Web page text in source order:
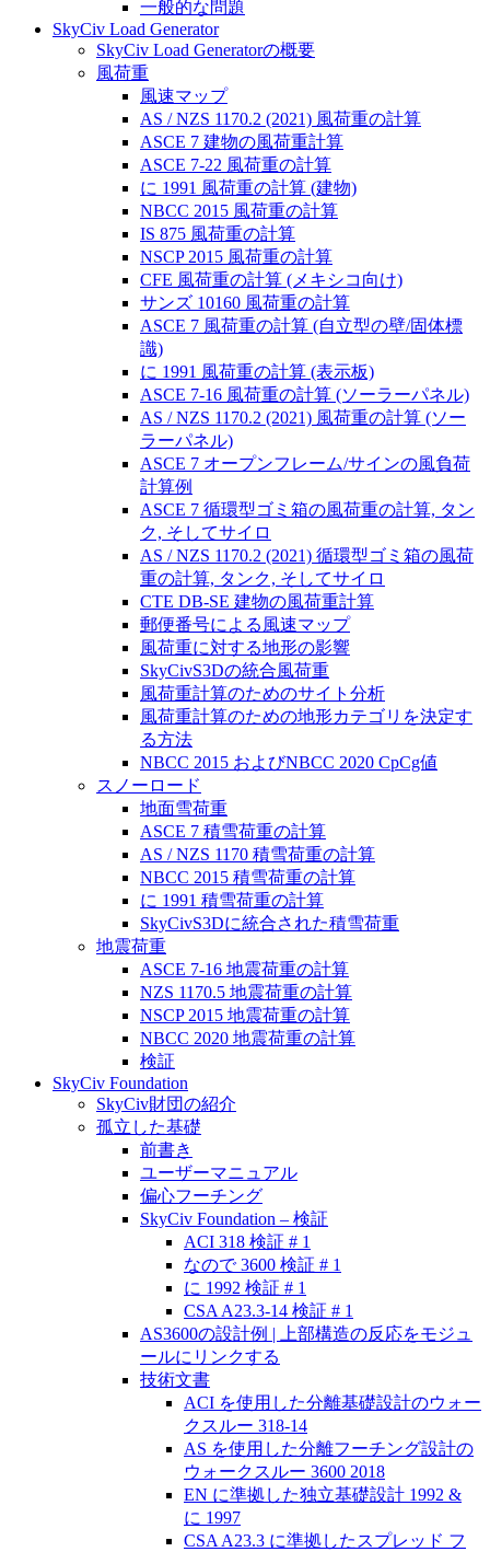
一般的な問題
SkyCiv Load Generator
SkyCiv Load Generatorの概要
風荷重
風速マップ
AS / NZS 1170.2 (2021) 風荷重の計算
ASCE 7 建物の風荷重計算
ASCE 7-22 風荷重の計算
に 1991 風荷重の計算 (建物)
NBCC 2015 風荷重の計算
IS 875 風荷重の計算
NSCP 2015 風荷重の計算
CFE 風荷重の計算 (メキシコ向け)
サンズ 10160 風荷重の計算
ASCE 7 風荷重の計算 (自立型の壁/固体標
識)
に 1991 風荷重の計算 (表示板)
ASCE 7-16 風荷重の計算 (ソーラーパネル)
AS / NZS 1170.2 (2021) 風荷重の計算 (ソー
ラーパネル)
ASCE 7 オープンフレーム/サインの風負荷
計算例
ASCE 7 循環型ゴミ箱の風荷重の計算, タン
ク, そしてサイロ
AS / NZS 1170.2 (2021) 循環型ゴミ箱の風荷
重の計算, タンク, そしてサイロ
CTE DB-SE 建物の風荷重計算
郵便番号による風速マップ
風荷重に対する地形の影響
SkyCivS3Dの統合風荷重
風荷重計算のためのサイト分析
風荷重計算のための地形カテゴリを決定す
る方法
NBCC 2015 およびNBCC 2020 CpCg値
スノーロード
地面雪荷重
ASCE 7 積雪荷重の計算
AS / NZS 1170 積雪荷重の計算
NBCC 2015 積雪荷重の計算
に 1991 積雪荷重の計算
SkyCivS3Dに統合された積雪荷重
地震荷重
ASCE 7-16 地震荷重の計算
NZS 1170.5 地震荷重の計算
NSCP 2015 地震荷重の計算
NBCC 2020 地震荷重の計算
検証
SkyCiv Foundation
SkyCiv財団の紹介
孤立した基礎
前書き
ユーザーマニュアル
偏心フーチング
SkyCiv Foundation – 検証
ACI 318 検証 # 1
なので 3600 検証 # 1
に 1992 検証 # 1
CSA A23.3-14 検証 # 1
AS3600の設計例 | 上部構造の反応をモジュ
ールにリンクする
技術文書
ACI を使用した分離基礎設計のウォー
クスルー 318-14
AS を使用した分離フーチング設計の
ウォークスルー 3600 2018
EN に準拠した独立基礎設計 1992 &
に 1997
CSA A23.3 に準拠したスプレッド フ